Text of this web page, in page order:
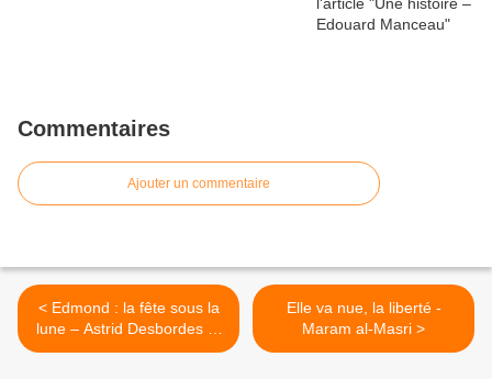
Commentaires
Ajouter un commentaire
< Edmond : la fête sous la
lune – Astrid Desbordes et
Marc Boutavant (ill).
Elle va nue, la liberté -
Maram al-Masri >